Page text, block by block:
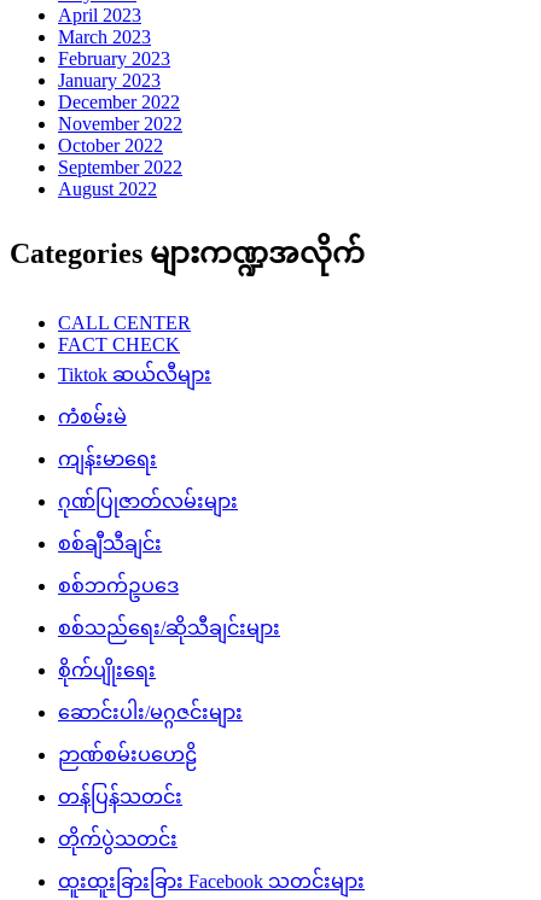
April 2023
March 2023
February 2023
January 2023
December 2022
November 2022
October 2022
September 2022
August 2022
Categories များကဏ္ဍအလိုက်
CALL CENTER
FACT CHECK
Tiktok ဆယ်လီများ
ကံစမ်းမဲ
ကျန်းမာရေး
ဂုဏ်ပြုဇာတ်လမ်းများ
စစ်ချီသီချင်း
စစ်ဘက်ဥပဒေ
စစ်သည်ရေး/ဆိုသီချင်းများ
စိုက်ပျိုးရေး
ဆောင်းပါး/မဂ္ဂဇင်းများ
ဉာဏ်စမ်းပဟေဠိ
တန်ပြန်သတင်း
တိုက်ပွဲသတင်း
ထူးထူးခြားခြား Facebook သတင်းများ